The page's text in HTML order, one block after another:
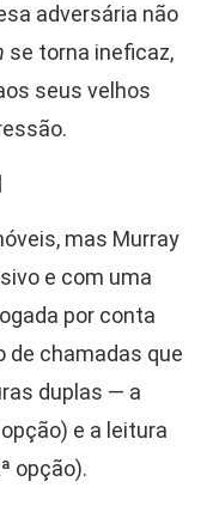
adversária não
se torna ineficaz,
seus velhos
mas Murray
e com uma
por conta
de chamadas que
duplas — a
e a leitura
opção).